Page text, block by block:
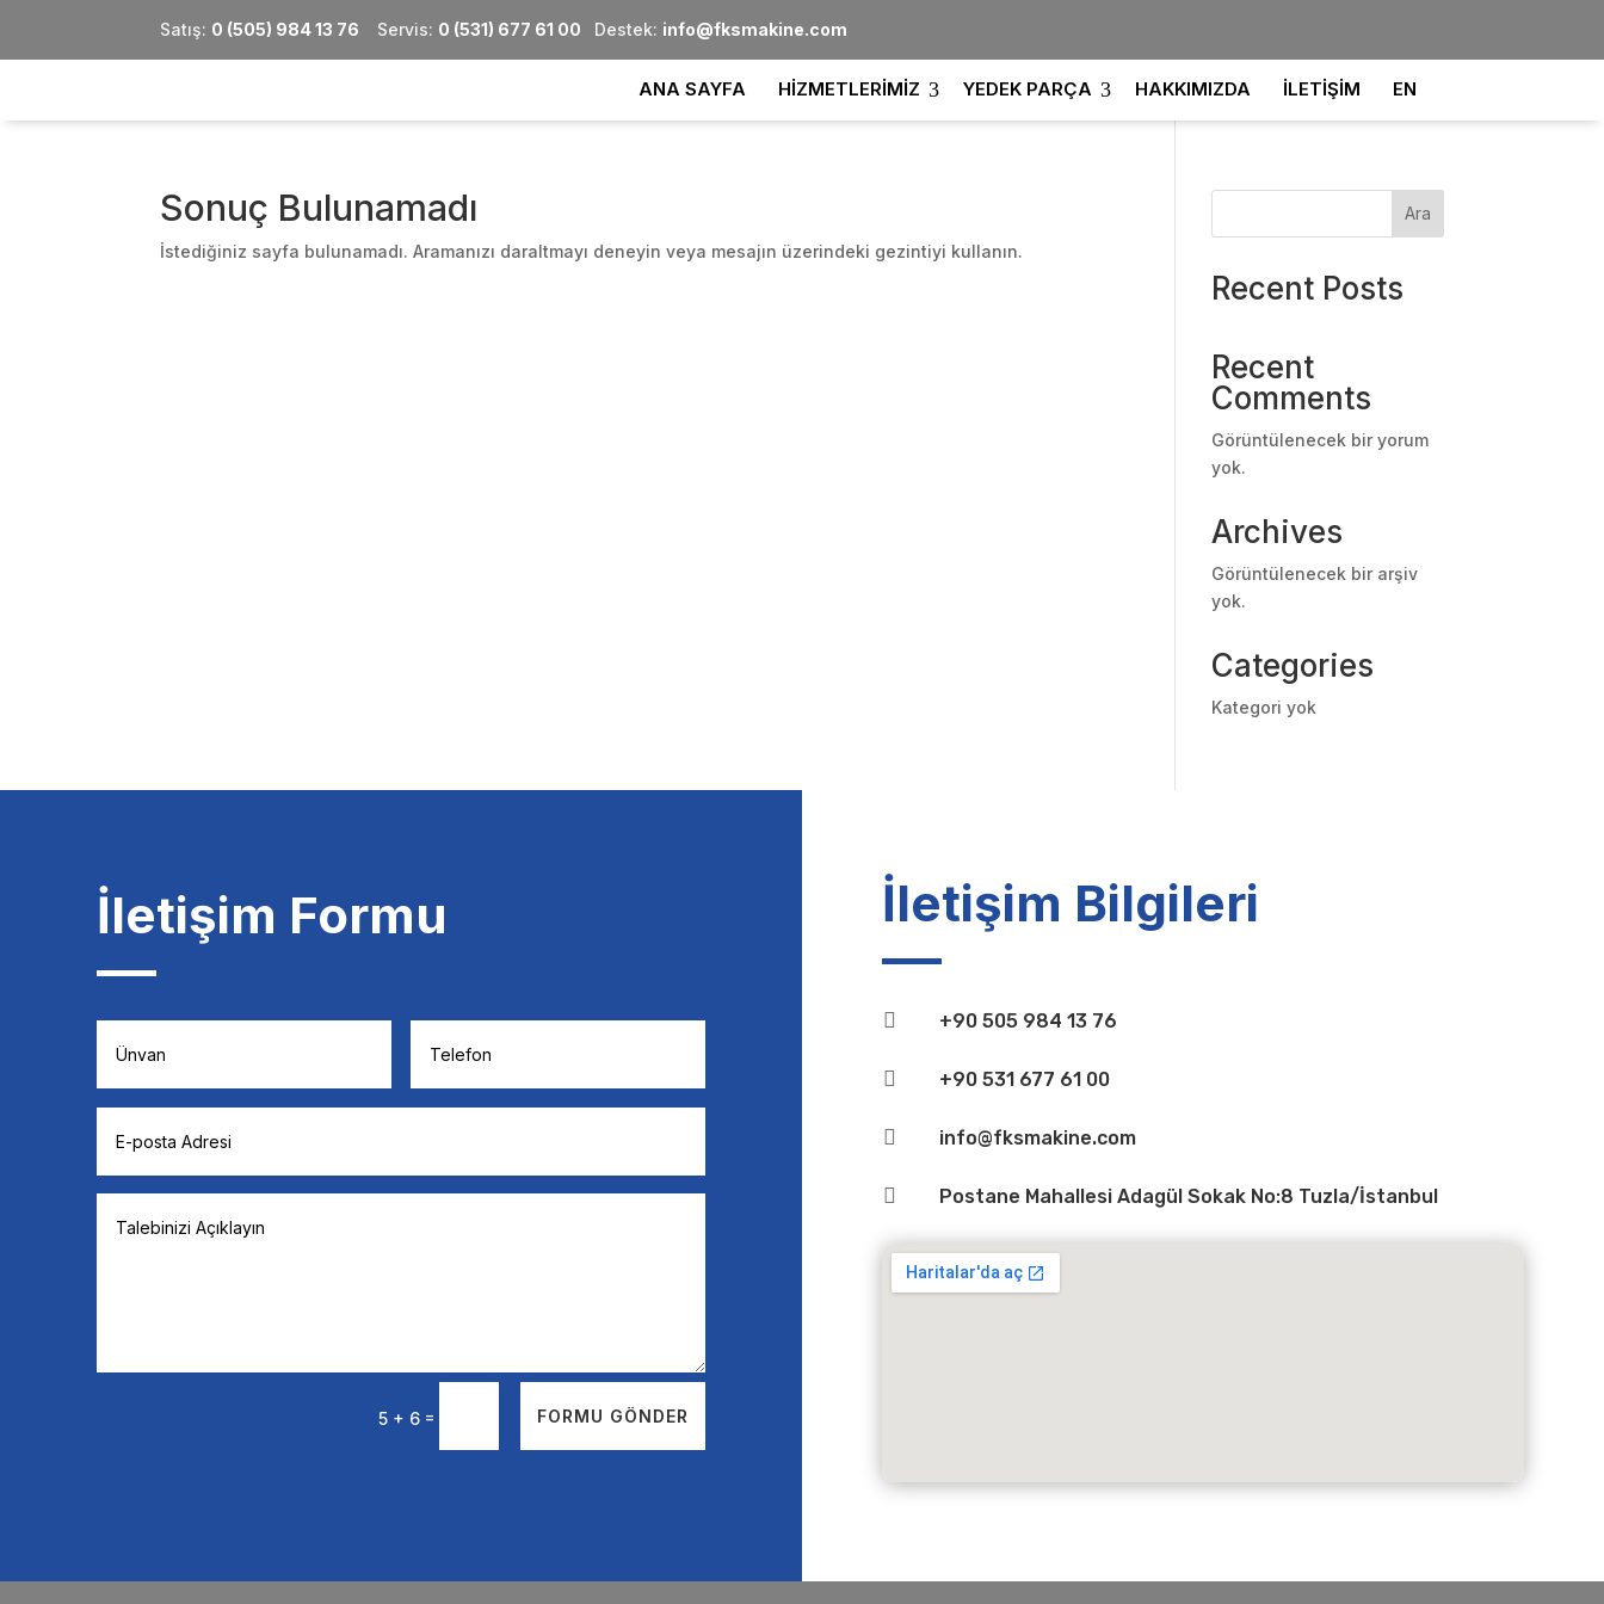
Satış: 0 (505) 984 13 76 Servis: 0 (531) 677 61 00 Destek: info@fksmakine.com
ANA SAYFA HİZMETLERİMİZ YEDEK PARÇA HAKKIMIZDA İLETİŞİM EN
Sonuç Bulunamadı
İstediğiniz sayfa bulunamadı. Aramanızı daraltmayı deneyin veya mesajın üzerindeki gezintiyi kullanın.
Ara
Recent Posts
Recent
Comments
Görüntülenecek bir yorum
yok.
Archives
Görüntülenecek bir arşiv
yok.
Categories
Kategori yok
İletişim Formu
5 + 6 = FORMU GÖNDER
İletişim Bilgileri
 +90 505 984 13 76
 +90 531 677 61 00
 info@fksmakine.com
 Postane Mahallesi Adagül Sokak No:8 Tuzla/İstanbul